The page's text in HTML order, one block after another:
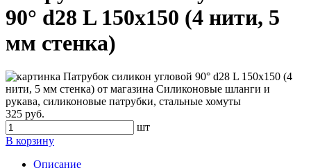
90° d28 L 150x150 (4 нити, 5
мм стенка)
325 руб.
шт
В корзину
Описание